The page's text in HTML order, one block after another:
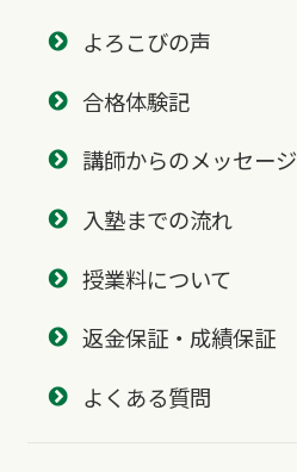
よろこびの声
合格体験記
講師からのメッセージ
入塾までの流れ
授業料について
返金保証・成績保証
よくある質問